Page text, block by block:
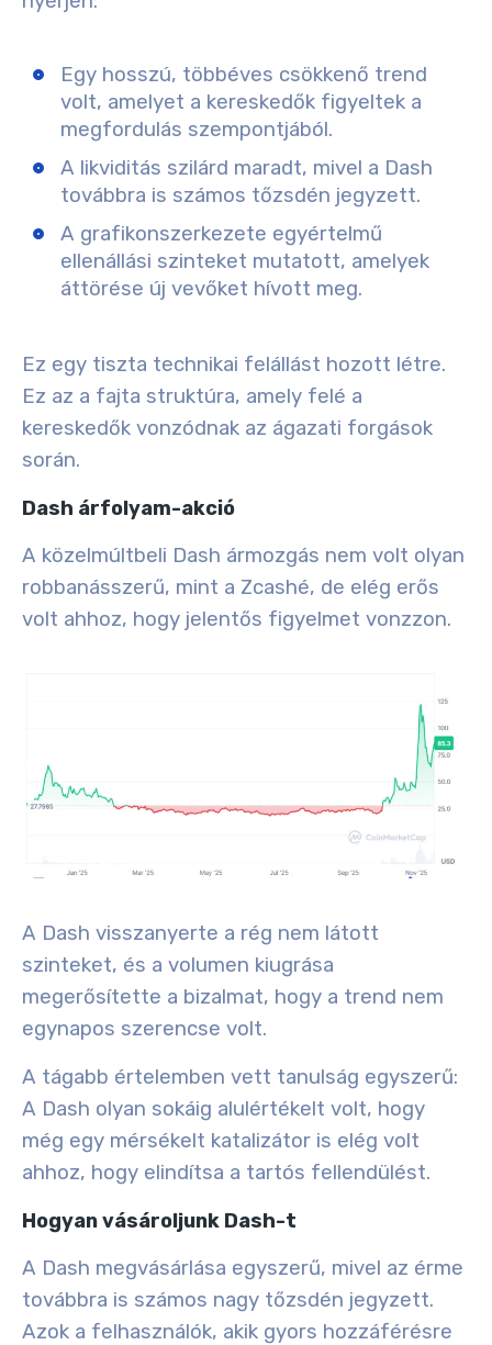
Egy hosszú, többéves csökkenő trend
volt, amelyet a kereskedők figyeltek a
megfordulás szempontjából.
A likviditás szilárd maradt, mivel a Dash
továbbra is számos tőzsdén jegyzett.
A grafikonszerkezete egyértelmű
ellenállási szinteket mutatott, amelyek
áttörése új vevőket hívott meg.
Ez egy tiszta technikai felállást hozott létre.
Ez az a fajta struktúra, amely felé a
kereskedők vonzódnak az ágazati forgások
során.
Dash árfolyam-akció
A közelmúltbeli Dash ármozgás nem volt olyan
robbanásszerű, mint a Zcashé, de elég erős
volt ahhoz, hogy jelentős figyelmet vonzzon.
A Dash visszanyerte a rég nem látott
szinteket, és a volumen kiugrása
megerősítette a bizalmat, hogy a trend nem
egynapos szerencse volt.
A tágabb értelemben vett tanulság egyszerű:
A Dash olyan sokáig alulértékelt volt, hogy
még egy mérsékelt katalizátor is elég volt
ahhoz, hogy elindítsa a tartós fellendülést.
Hogyan vásároljunk Dash-t
A Dash megvásárlása egyszerű, mivel az érme
továbbra is számos nagy tőzsdén jegyzett.
Azok a felhasználók, akik gyors hozzáférésre